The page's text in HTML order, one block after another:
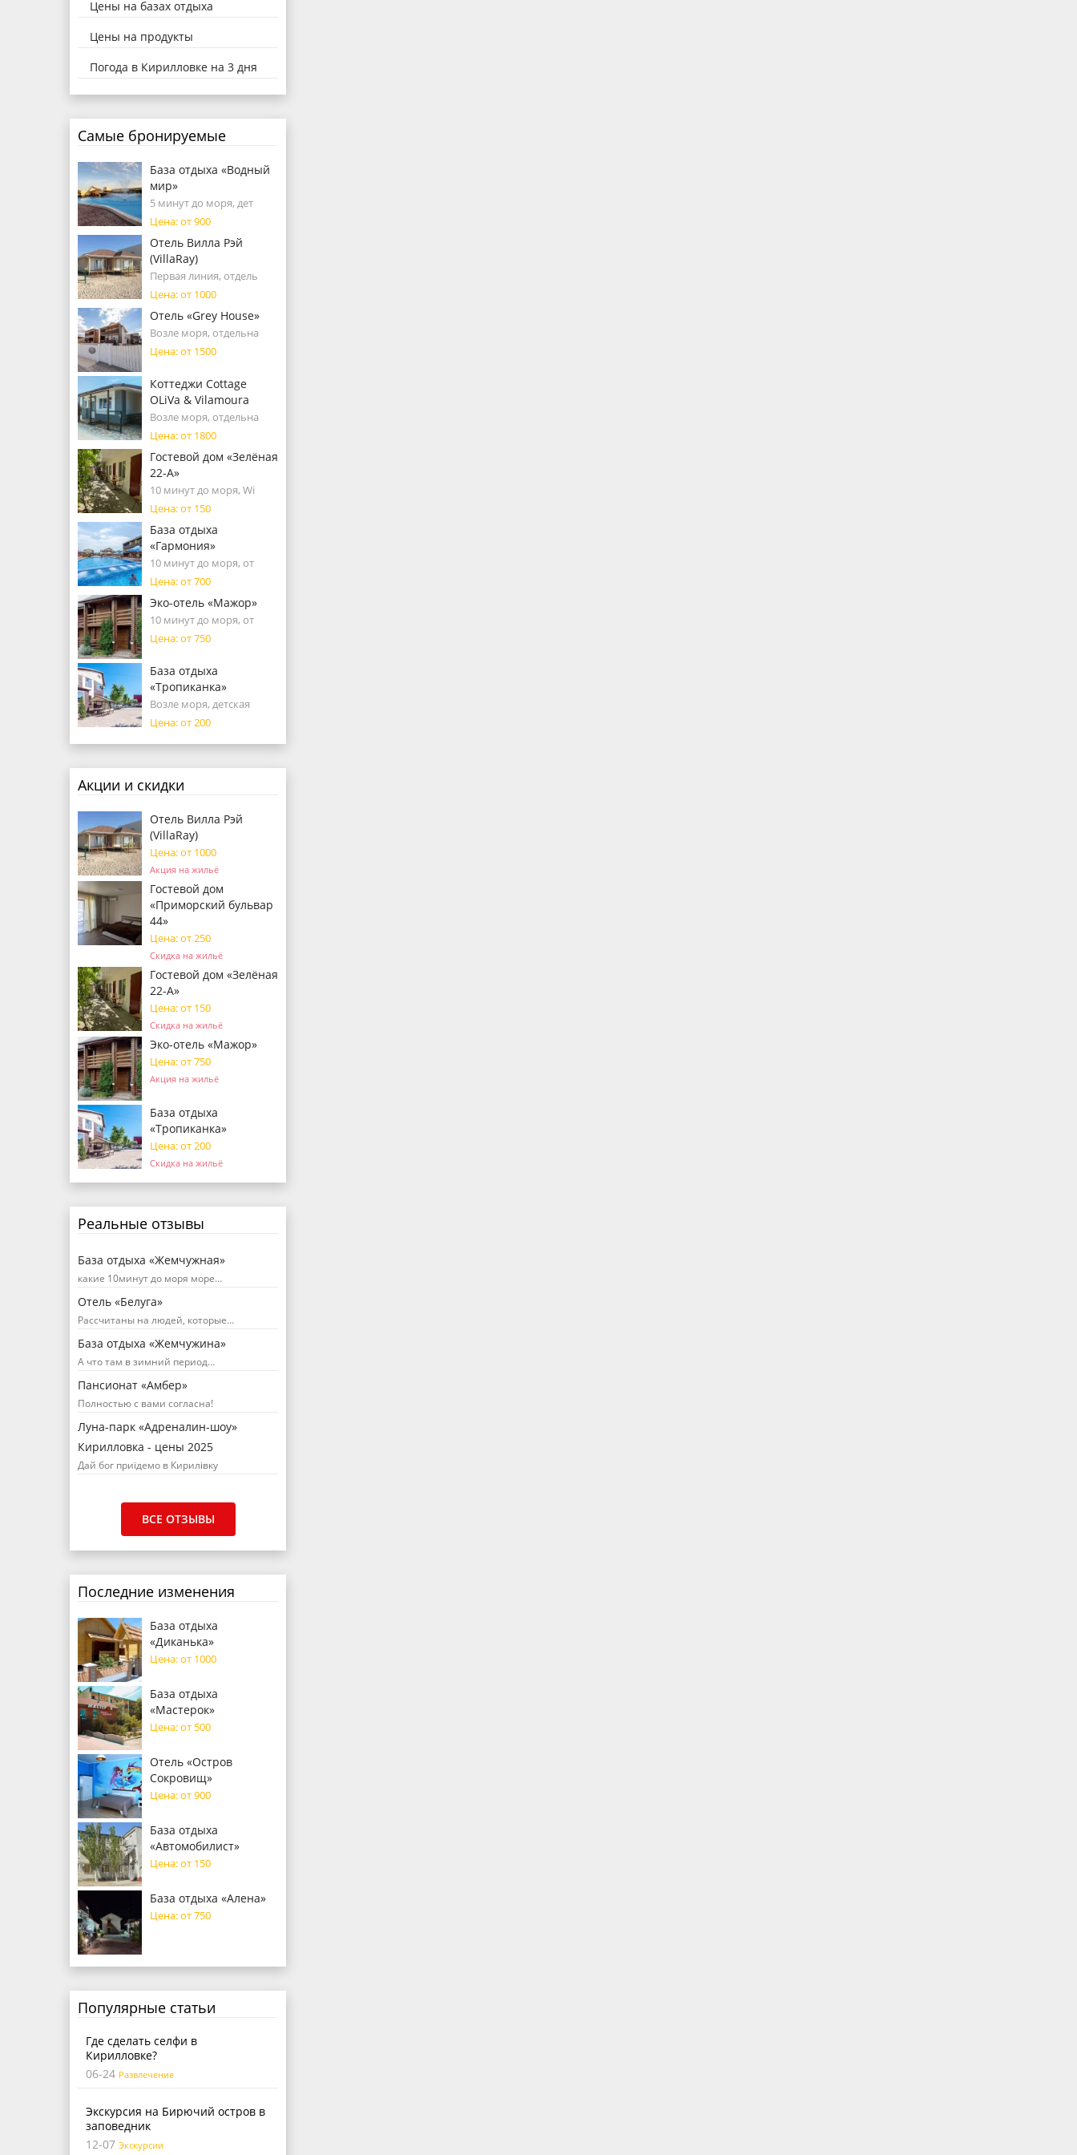
Цены на базах отдыха
Цены на продукты
Погода в Кирилловке на 3 дня
Самые бронируемые
База отдыха «Водный
мир»
5 минут до моря, дет
Цена: от 900
Отель Вилла Рэй
(VillaRay)
Первая линия, отдель
Цена: от 1000
Отель «Grey House»
Возле моря, отдельна
Цена: от 1500
Коттеджи Cottage
OLiVa & Vilamoura
Возле моря, отдельна
Цена: от 1800
Гостевой дом «Зелёная
22-А»
10 минут до моря, Wi
Цена: от 150
База отдыха
«Гармония»
10 минут до моря, от
Цена: от 700
Эко-отель «Мажор»
10 минут до моря, от
Цена: от 750
База отдыха
«Тропиканка»
Возле моря, детская
Цена: от 200
Акции и скидки
Отель Вилла Рэй
(VillaRay)
Цена: от 1000
Акция на жильё
Гостевой дом
«Приморский бульвар
44»
Цена: от 250
Скидка на жильё
Гостевой дом «Зелёная
22-А»
Цена: от 150
Скидка на жильё
Эко-отель «Мажор»
Цена: от 750
Акция на жильё
База отдыха
«Тропиканка»
Цена: от 200
Скидка на жильё
Реальные отзывы
База отдыха «Жемчужная»
какие 10минут до моря море…
Отель «Белуга»
Рассчитаны на людей, которые…
База отдыха «Жемчужина»
А что там в зимний период…
Пансионат «Амбер»
Полностью с вами согласна!
Луна-парк «Адреналин-шоу»
Кирилловка - цены 2025
Дай бог приїдемо в Кирилівку
ВСЕ ОТЗЫВЫ
Последние изменения
База отдыха
«Диканька»
Цена: от 1000
База отдыха
«Мастерок»
Цена: от 500
Отель «Остров
Сокровищ»
Цена: от 900
База отдыха
«Автомобилист»
Цена: от 150
База отдыха «Алена»
Цена: от 750
Популярные статьи
Где сделать селфи в
Кирилловке?
06-24 Развлечение
Экскурсия на Бирючий остров в
заповедник
12-07 Экскурсии